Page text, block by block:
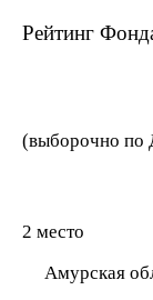
Рейтинг
(выборочно
2 место
Амурская